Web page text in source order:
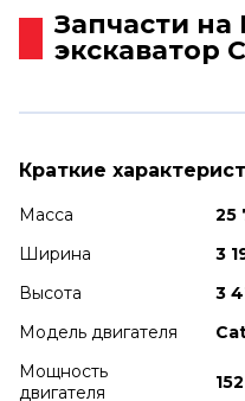
Запчасти
экскаватор
Краткие
Масса
25
Ширина
3
Высота
3
Модель двигателя
Мощность
двигателя